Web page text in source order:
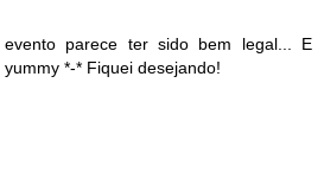
parece ter sido bem legal... E
*-* Fiquei desejando!